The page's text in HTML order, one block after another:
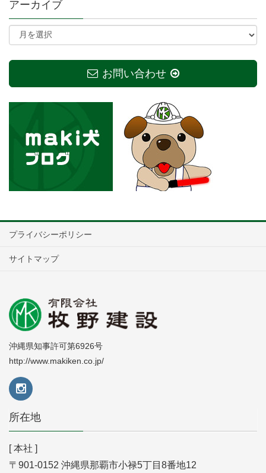
アーカイブ
お問い合わせ
プライバシーポリシー
サイトマップ
沖縄県知事許可第6926号
http://www.makiken.co.jp/
所在地
[ 本社 ]
〒901-0152 沖縄県那覇市小禄5丁目8番地12